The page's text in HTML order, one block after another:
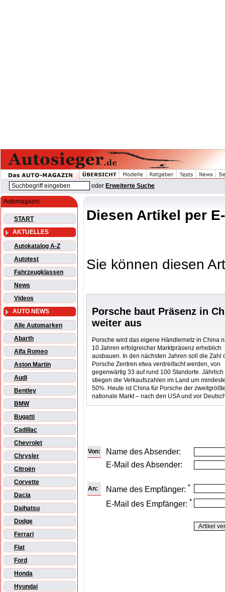
oder Erweiterte Suche
Automagazin
START
AKTUELLES
Autokatalog A-Z
Autotest
Fahrzeugklassen
News
Videos
AUTO NEWS
Alle Automarken
Abarth
Alfa Romeo
Aston Martin
Audi
Bentley
BMW
Bugatti
Cadillac
Chevrolet
Chrysler
Citroën
Corvette
Dacia
Daihatsu
Dodge
Ferrari
Fiat
Ford
Honda
Hyundai
Diesen Artikel per
Sie können diesen
Porsche baut Präsenz in
weiter aus
Porsche wird das eigene Händlernetz in China
10 Jahren erfolgreicher Marktpräsenz erheblich
ausbauen. In den nächsten Jahren soll die Zahl
Porsche Zentren etwa verdreifacht werden, von
gegenwärtig 33 auf rund 100 Standorte. Jährlich
stiegen die Verkaufszahlen im Land um
50%. Heute ist China für Porsche der
nationale Markt – nach den USA und vor
Von:
Name des Absender:
E-Mail des Absender:
An: Name des Empfänger: *
E-Mail des Empfänger: *